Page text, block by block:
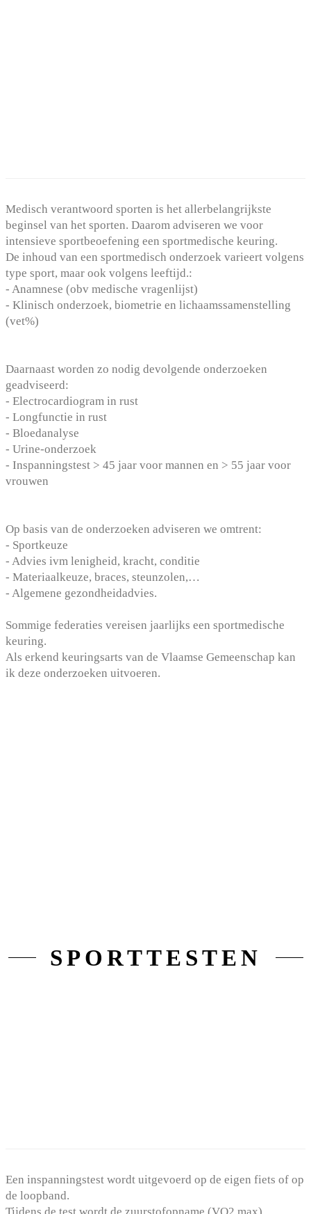
Medisch verantwoord sporten is het allerbelangrijkste
beginsel van het sporten. Daarom adviseren we voor
intensieve sportbeoefening een sportmedische keuring.
De inhoud van een sportmedisch onderzoek varieert volgens
type sport, maar ook volgens leeftijd.:
- Anamnese (obv medische vragenlijst)
- Klinisch onderzoek, biometrie en lichaamssamenstelling
(vet%)
Daarnaast worden zo nodig devolgende onderzoeken
geadviseerd:
- Electrocardiogram in rust
- Longfunctie in rust
- Bloedanalyse
- Urine-onderzoek
- Inspanningstest > 45 jaar voor mannen en > 55 jaar voor
vrouwen
Op basis van de onderzoeken adviseren we omtrent:
- Sportkeuze
- Advies ivm lenigheid, kracht, conditie
- Materiaalkeuze, braces, steunzolen,…
- Algemene gezondheidadvies.
Sommige federaties vereisen jaarlijks een sportmedische
keuring.
Als erkend keuringsarts van de Vlaamse Gemeenschap kan
ik deze onderzoeken uitvoeren.
SPORTTESTEN
Een inspanningstest wordt uitgevoerd op de eigen fiets of op
de loopband.